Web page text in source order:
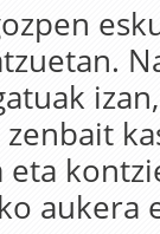
eta
aukera